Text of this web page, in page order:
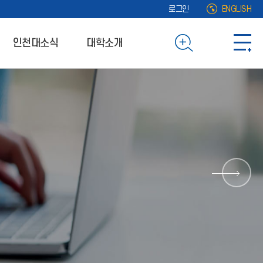
로그인 ENGLISH
인천대소식 대학소개